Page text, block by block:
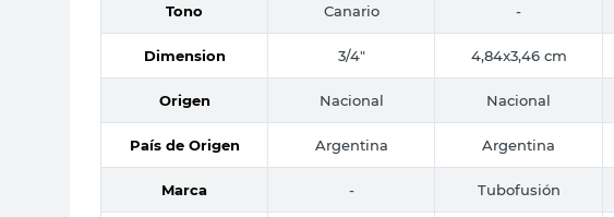
Tono Canario -
Dimension 3/4" 4,84x3,46 cm
Origen Nacional Nacional
País de Origen Argentina Argentina
Marca - Tubofusión